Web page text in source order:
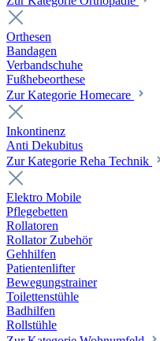
Orthesen
Bandagen
Verbandschuhe
Fußhebeorthese
Zur Kategorie Homecare
Inkontinenz
Anti Dekubitus
Zur Kategorie Reha Technik
Elektro Mobile
Pflegebetten
Rollatoren
Rollator Zubehör
Gehhilfen
Patientenlifter
Bewegungstrainer
Toilettenstühle
Badhilfen
Rollstühle